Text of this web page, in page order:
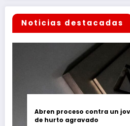
Noticias destacadas
Abren proceso contra un
de hurto agravado